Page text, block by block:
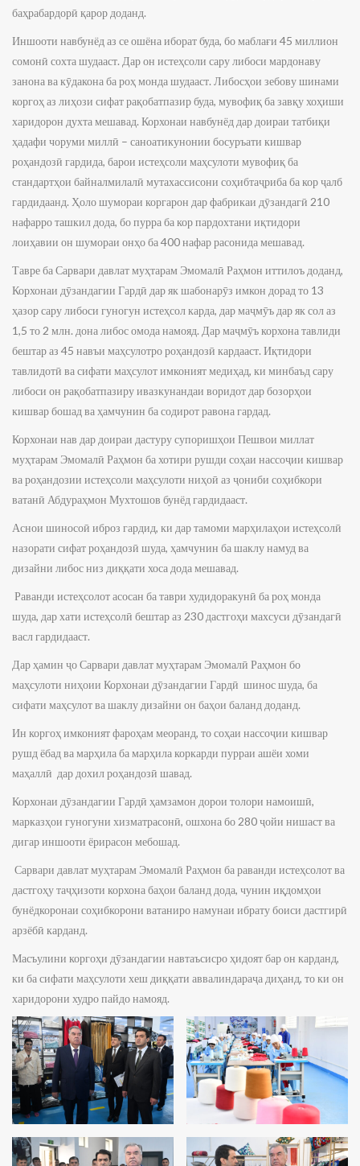
баҳрабардорӣ қарор доданд.
Иншооти навбунёд аз се ошёна иборат буда, бо маблағи 45 миллион
сомонӣ сохта шудааст. Дар он истеҳсоли сару либоси мардонаву
занона ва кӯдакона ба роҳ монда шудааст. Либосҳои зебову шинами
коргоҳ аз лиҳози сифат рақобатпазир буда, мувофиқ ба завқу хоҳиши
харидорон духта мешавад. Корхонаи навбунёд дар доираи татбиқи
ҳадафи чоруми миллӣ – саноатикунонии босуръати кишвар
роҳандозӣ гардида, барои истеҳсоли маҳсулоти мувофиқ ба
стандартҳои байналмилалӣ мутахассисони соҳибтаҷриба ба кор ҷалб
гардидаанд. Ҳоло шумораи коргарон дар фабрикаи дӯзандагӣ 210
нафарро ташкил дода, бо пурра ба кор пардохтани иқтидори
лоиҳавии он шумораи онҳо ба 400 нафар расонида мешавад.
Тавре ба Сарвари давлат муҳтарам Эмомалӣ Раҳмон иттилоъ доданд,
Корхонаи дӯзандагии Гардӣ дар як шабонарӯз имкон дорад то 13
ҳазор сару либоси гуногун истеҳсол карда, дар маҷмӯъ дар як сол аз
1,5 то 2 млн. дона либос омода намояд. Дар маҷмӯъ корхона тавлиди
бештар аз 45 навъи маҳсулотро роҳандозӣ кардааст. Иқтидори
тавлидотӣ ва сифати маҳсулот имконият медиҳад, ки минбаъд сару
либоси он рақобатпазиру ивазкунандаи воридот дар бозорҳои
кишвар бошад ва ҳамчунин ба содирот равона гардад.
Корхонаи нав дар доираи дастуру супоришҳои Пешвои миллат
муҳтарам Эмомалӣ Раҳмон ба хотири рушди соҳаи нассоҷии кишвар
ва роҳандозии истеҳсоли маҳсулоти ниҳоӣ аз ҷониби соҳибкори
ватанӣ Абдураҳмон Мухтошов бунёд гардидааст.
Аснои шиносоӣ иброз гардид, ки дар тамоми марҳилаҳои истеҳсолӣ
назорати сифат роҳандозӣ шуда, ҳамчунин ба шаклу намуд ва
дизайни либос низ диққати хоса дода мешавад.
Раванди истеҳсолот асосан ба таври худидоракунӣ ба роҳ монда
шуда, дар хати истеҳсолӣ бештар аз 230 дастгоҳи махсуси дӯзандагӣ
васл гардидааст.
Дар ҳамин ҷо Сарвари давлат муҳтарам Эмомалӣ Раҳмон бо
маҳсулоти ниҳоии Корхонаи дӯзандагии Гардӣ шинос шуда, ба
сифати маҳсулот ва шаклу дизайни он баҳои баланд доданд.
Ин коргоҳ имконият фароҳам меоранд, то соҳаи нассоҷии кишвар
рушд ёбад ва марҳила ба марҳила коркарди пурраи ашёи хоми
маҳаллӣ дар дохил роҳандозӣ шавад.
Корхонаи дӯзандагии Гардӣ ҳамзамон дорои толори намоишӣ,
марказҳои гуногуни хизматрасонӣ, ошхона бо 280 ҷойи нишаст ва
дигар иншооти ёрирасон мебошад.
Сарвари давлат муҳтарам Эмомалӣ Раҳмон ба раванди истеҳсолот ва
дастгоҳу таҷҳизоти корхона баҳои баланд дода, чунин иқдомҳои
бунёдкоронаи соҳибкорони ватаниро намунаи ибрату боиси дастгирӣ
арзёбӣ карданд.
Масъулини коргоҳи дӯзандагии навтаъсисро ҳидоят бар он карданд,
ки ба сифати маҳсулоти хеш диққати аввалиндараҷа диҳанд, то ки он
харидорони худро пайдо намояд.